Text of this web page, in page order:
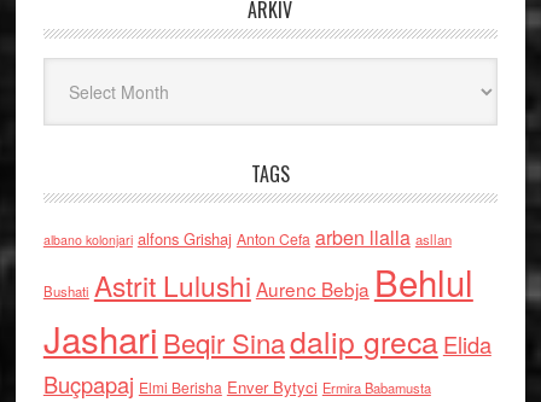
ARKIV
TAGS
albano kolonjari alfons Grishaj Anton Cefa arben llalla asllan
Bushati Astrit Lulushi Aurenc Bebja Behlul
Jashari Beqir Sinadalip grecaElida
Buçpapaj Elmi Berisha Enver Bytyci Ermira Babamusta